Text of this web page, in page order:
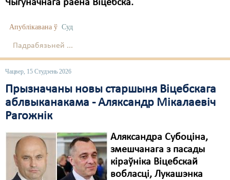
Чыгуначнага раёна Віцебска.
Апублікавана ў Суд
Падрабязьней ...
Чацвер, 15 Студзень 2026
Прызначаны новы старшыня Віцебскага
аблвыканакама - Аляксандр Мікалаевіч
Рагожнік
Аляксандра Субоціна,
змешчанага з пасады
кіраўніка Віцебскай
вобласці, Лукашэнка